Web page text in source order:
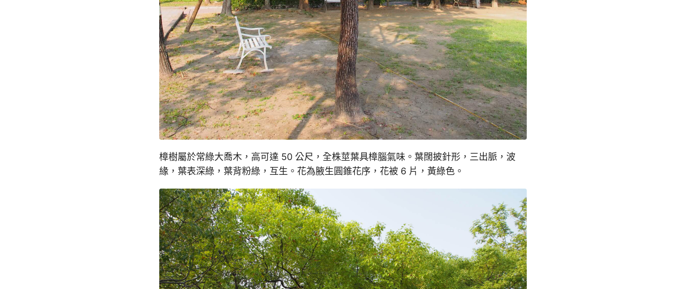
樟樹屬於常綠大喬木，高可達 50 公尺，全株莖葉具樟腦氣味。葉闊披針形，三出脈，波
緣，葉表深綠，葉背粉綠，互生。花為腋生圓錐花序，花被 6 片，黃綠色。